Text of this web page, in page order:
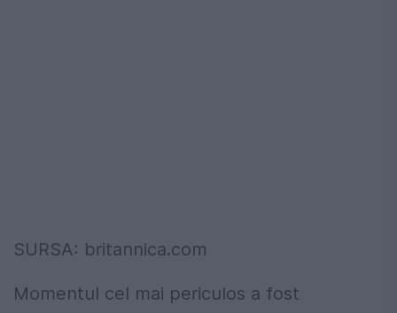
SURSA: britannica.com
Momentul cel mai periculos a fost